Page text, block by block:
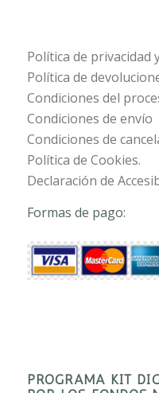
Política de privacidad
Política de
Condiciones del
Condiciones de envío
Condiciones de
Política de Cookies.
Declaración de
Formas de pago:
PROGRAMA KIT